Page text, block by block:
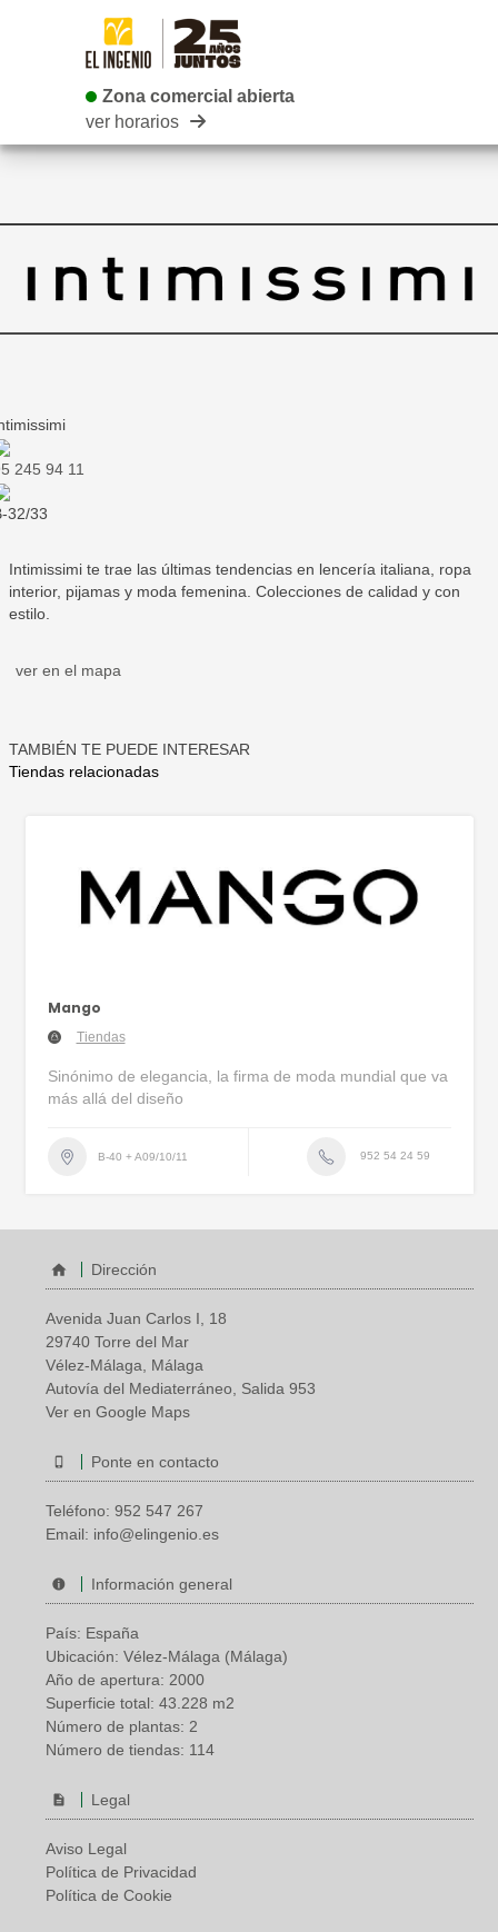
Zona comercial abierta
Zona comercial abierta
ver horarios
245 94 11
32/33
Intimissimi te trae las últimas tendencias en lencería italiana, ropa
interior, pijamas y moda femenina. Colecciones de calidad y con
estilo.
ver en el mapa
TAMBIÉN TE PUEDE INTERESAR
Tiendas relacionadas
Mango
Tiendas
Sinónimo de elegancia, la firma de moda mundial que va
más allá del diseño
B-40 + A09/10/11 952 54 24 59
Dirección
Avenida Juan Carlos I, 18
29740 Torre del Mar
Vélez-Málaga, Málaga
Autovía del Mediaterráneo, Salida 953
Ver en Google Maps
Ponte en contacto
Teléfono: 952 547 267
Email: info@elingenio.es
Información general
País: España
Ubicación: Vélez-Málaga (Málaga)
Año de apertura: 2000
Superficie total: 43.228 m2
Número de plantas: 2
Número de tiendas: 114
Legal
Aviso Legal
Política de Privacidad
Política de Cookie